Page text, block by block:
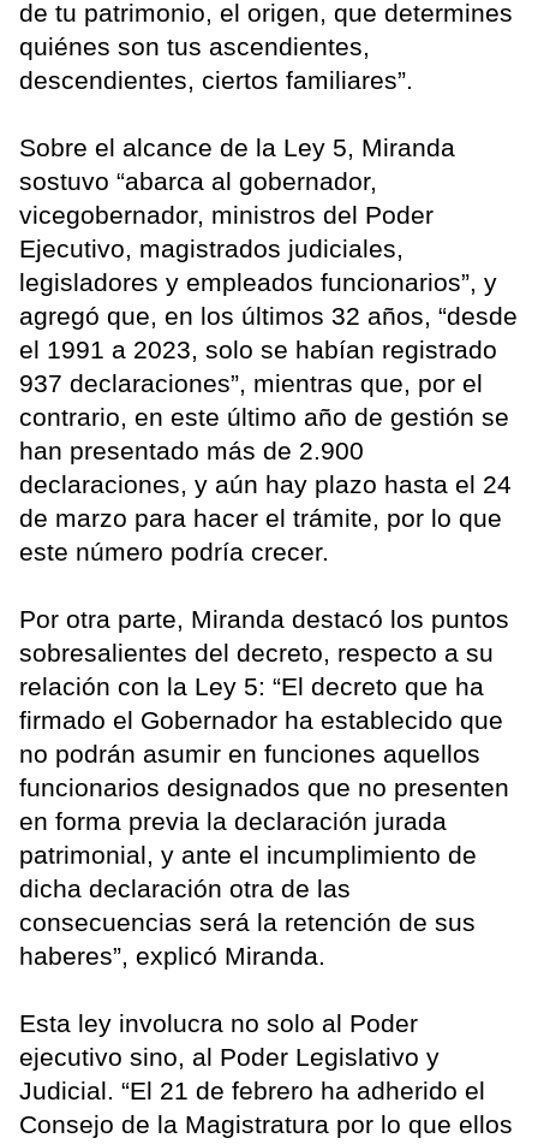
de tu patrimonio, el origen, que determines
quiénes son tus ascendientes,
descendientes, ciertos familiares”.
Sobre el alcance de la Ley 5, Miranda
sostuvo “abarca al gobernador,
vicegobernador, ministros del Poder
Ejecutivo, magistrados judiciales,
legisladores y empleados funcionarios”, y
agregó que, en los últimos 32 años, “desde
el 1991 a 2023, solo se habían registrado
937 declaraciones”, mientras que, por el
contrario, en este último año de gestión se
han presentado más de 2.900
declaraciones, y aún hay plazo hasta el 24
de marzo para hacer el trámite, por lo que
este número podría crecer.
Por otra parte, Miranda destacó los puntos
sobresalientes del decreto, respecto a su
relación con la Ley 5: “El decreto que ha
firmado el Gobernador ha establecido que
no podrán asumir en funciones aquellos
funcionarios designados que no presenten
en forma previa la declaración jurada
patrimonial, y ante el incumplimiento de
dicha declaración otra de las
consecuencias será la retención de sus
haberes”, explicó Miranda.
Esta ley involucra no solo al Poder
ejecutivo sino, al Poder Legislativo y
Judicial. “El 21 de febrero ha adherido el
Consejo de la Magistratura por lo que ellos